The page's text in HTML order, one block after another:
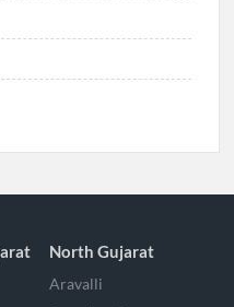
North Gujarat
Aravalli